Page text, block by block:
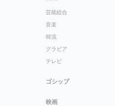
芸能総合
音楽
韓流
グラビア
テレビ
ゴシップ
映画